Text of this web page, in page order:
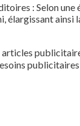
: Selon
élargissant ainsi